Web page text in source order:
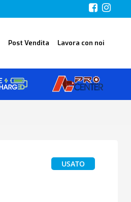
Post Vendita Lavora con noi
USATO